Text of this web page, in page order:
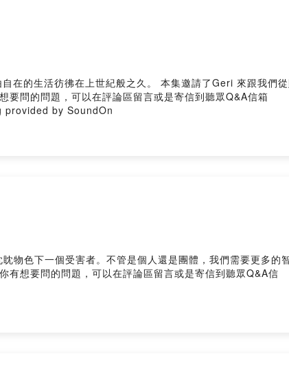
久。 本集邀請了Geri 來跟我們從財務及成
你喜歡《白領媽媽》可以按下追蹤.留言.分享 --Hosting provided by SoundOn
物色下一個受害者。不管是個人還是團體，我們需要更多的